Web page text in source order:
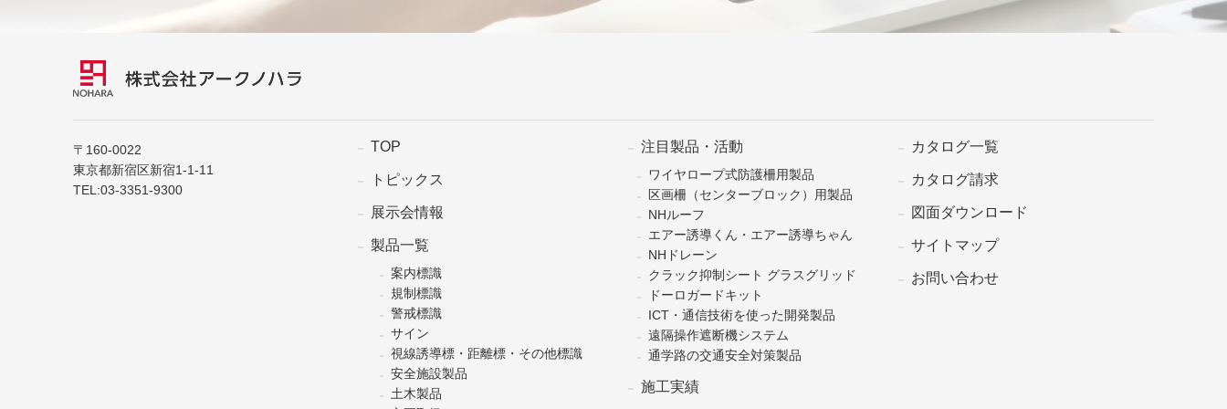
〒160-0022
東京都新宿区新宿1-1-11
TEL:03-3351-9300
TOP
トピックス
展示会情報
製品一覧
案内標識
規制標識
警戒標識
サイン
視線誘導標・距離標・その他標識
安全施設製品
土木製品
注目製品・活動
ワイヤロープ式防護柵用製品
区画柵（センターブロック）用製品
NHルーフ
エアー誘導くん・エアー誘導ちゃん
NHドレーン
クラック抑制シート グラスグリッド
ドーロガードキット
ICT・通信技術を使った開発製品
遠隔操作遮断機システム
通学路の交通安全対策製品
施工実績
カタログ一覧
カタログ請求
図面ダウンロード
サイトマップ
お問い合わせ